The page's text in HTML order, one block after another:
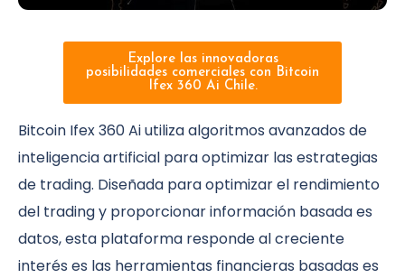
Explore las innovadoras
posibilidades comerciales con Bitcoin
Ifex 360 Ai Chile.
Bitcoin Ifex 360 Ai utiliza algoritmos avanzados de
inteligencia artificial para optimizar las estrategias
de trading. Diseñada para optimizar el rendimiento
del trading y proporcionar información basada es
datos, esta plataforma responde al creciente
interés es las herramientas financieras basadas es